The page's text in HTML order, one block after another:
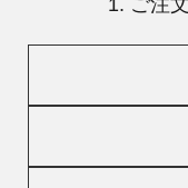
1. ご注